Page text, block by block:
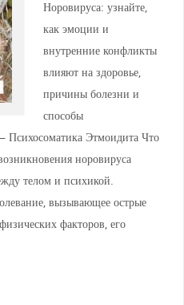
Норовируса: узнайте,
как эмоции и
внутренние конфликты
влияют на здоровье,
причины болезни и
способы
Этмоидита Что
норовируса
телом и психикой.
вызывающее острые
факторов, его